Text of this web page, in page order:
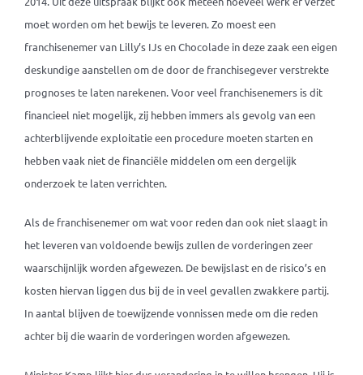
moet worden om het bewijs te leveren. Zo moest een
franchisenemer van Lilly’s IJs en Chocolade in deze zaak een eigen
deskundige aanstellen om de door de franchisegever verstrekte
prognoses te laten narekenen. Voor veel franchisenemers is dit
financieel niet mogelijk, zij hebben immers als gevolg van een
achterblijvende exploitatie een procedure moeten starten en
hebben vaak niet de financiële middelen om een dergelijk
onderzoek te laten verrichten.
Als de franchisenemer om wat voor reden dan ook niet slaagt in
het leveren van voldoende bewijs zullen de vorderingen zeer
waarschijnlijk worden afgewezen. De bewijslast en de risico’s en
kosten hiervan liggen dus bij de in veel gevallen zwakkere partij.
In aantal blijven de toewijzende vonnissen mede om die reden
achter bij die waarin de vorderingen worden afgewezen.